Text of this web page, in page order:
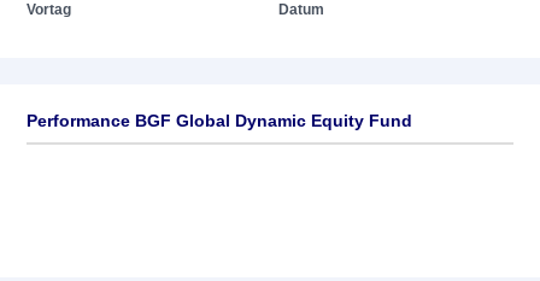
Vortag Datum
Performance BGF Global Dynamic Equity Fund